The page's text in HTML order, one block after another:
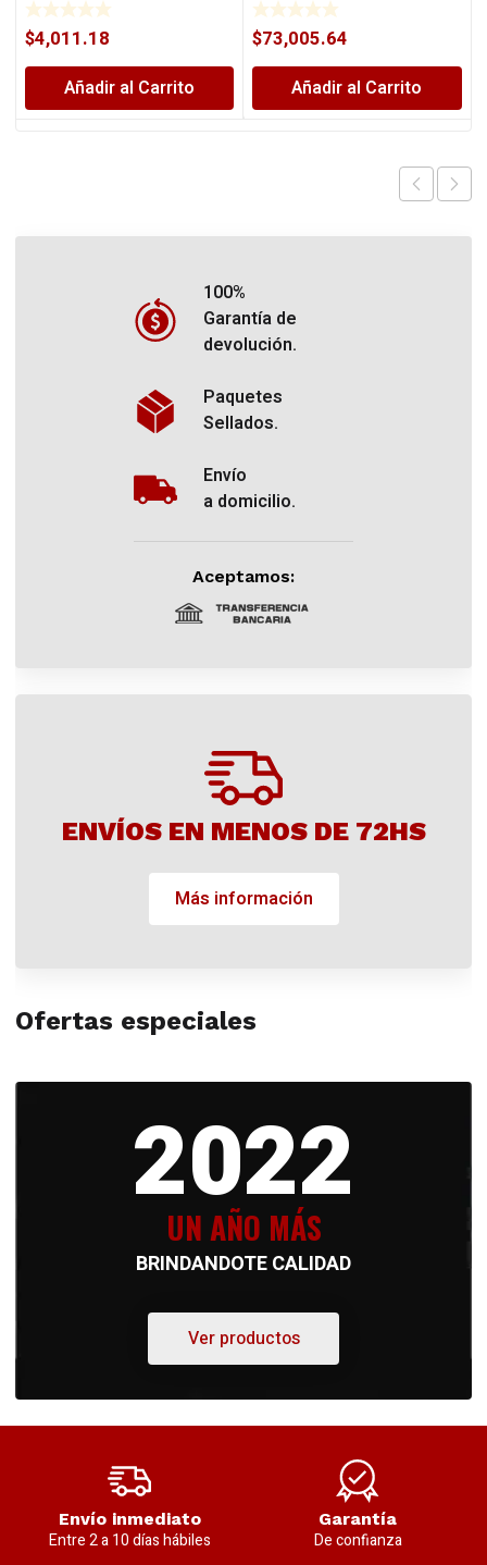
$4,011.18
Añadir al Carrito
$73,005.64
Añadir al Carrito
100%
Garantía de
devolución.
Paquetes
Sellados.
Envío
a domicilio.
Aceptamos:
ENVÍOS EN MENOS DE 72HS
Más información
Ofertas especiales
2022
UN AÑO MÁS
BRINDANDOTE CALIDAD
Ver productos
Envío inmediato
Entre 2 a 10 días hábiles
Garantía
De confianza